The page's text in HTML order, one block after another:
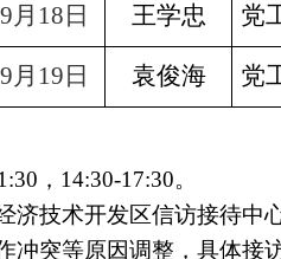
9月18日 王学忠 党
9月19日 袁俊海 党
，14:30-17:30。
发区信访接待中心（
因调整，具体接访领